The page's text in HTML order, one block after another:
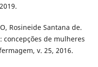
Rosineide Santana de.
concepções de mulheres
v. 25, 2016.